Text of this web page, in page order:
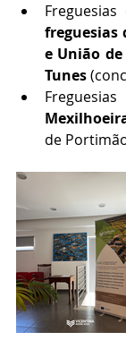
Freguesias
freguesias
e União
Tunes
de